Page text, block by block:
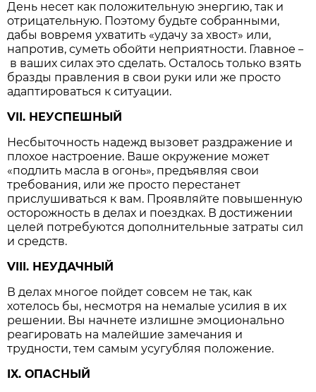
День несет как положительную энергию, так и
отрицательную. Поэтому будьте собранными,
дабы вовремя ухватить «удачу за хвост» или,
напротив, суметь обойти неприятности. Главное–
в ваших силах это сделать. Осталось только взять
бразды правления в свои руки или же просто
адаптироваться к ситуации.
VII. НЕУСПЕШНЫЙ
Несбыточность надежд вызовет раздражение и
плохое настроение. Ваше окружение может
«подлить масла в огонь», предъявляя свои
требования, или же просто перестанет
прислушиваться к вам. Проявляйте повышенную
осторожность в делах и поездках. В достижении
целей потребуются дополнительные затраты сил
и средств.
VIII. НЕУДАЧНЫЙ
В делах многое пойдет совсем не так, как
хотелось бы, несмотря на немалые усилия в их
решении. Вы начнете излишне эмоционально
реагировать на малейшие замечания и
трудности, тем самым усугубляя положение.
IX. ОПАСНЫЙ